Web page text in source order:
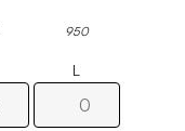
950
L